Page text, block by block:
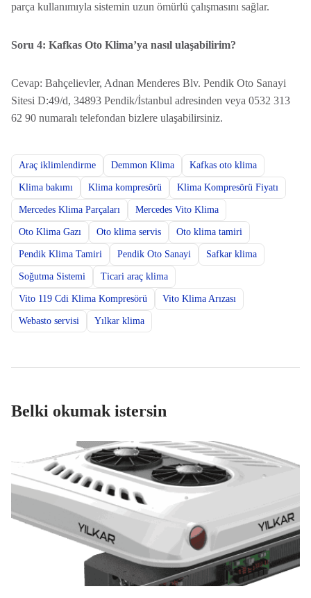
parça kullanımıyla sistemin uzun ömürlü çalışmasını sağlar.
Soru 4: Kafkas Oto Klima’ya nasıl ulaşabilirim?
Cevap: Bahçelievler, Adnan Menderes Blv. Pendik Oto Sanayi
Sitesi D:49/d, 34893 Pendik/İstanbul adresinden veya 0532 313
62 90 numaralı telefondan bizlere ulaşabilirsiniz.
Araç iklimlendirme Demmon Klima Kafkas oto klima
Klima bakımı Klima kompresörü Klima Kompresörü Fiyatı
Mercedes Klima Parçaları Mercedes Vito Klima
Oto Klima Gazı Oto klima servis Oto klima tamiri
Pendik Klima Tamiri Pendik Oto Sanayi Safkar klima
Soğutma Sistemi Ticari araç klima
Vito 119 Cdi Klima Kompresörü Vito Klima Arızası
Webasto servisi Yılkar klima
Belki okumak istersin